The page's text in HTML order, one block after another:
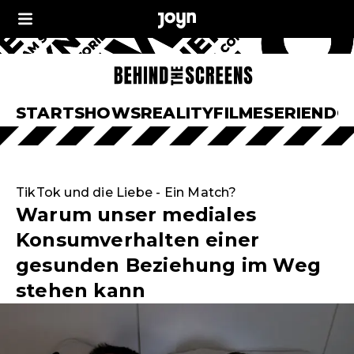
STARTSHOWSREALITYFILMESERIEN
TikTok und die Liebe - Ein Match?
Warum unser mediales
Konsumverhalten einer
gesunden Beziehung im Weg
stehen kann